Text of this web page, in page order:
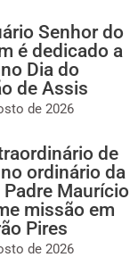
Senhor do
é dedicado a
Dia do
de Assis
de 2026
de
ordinário da
Padre Maurício
missão em
Pires
de 2026